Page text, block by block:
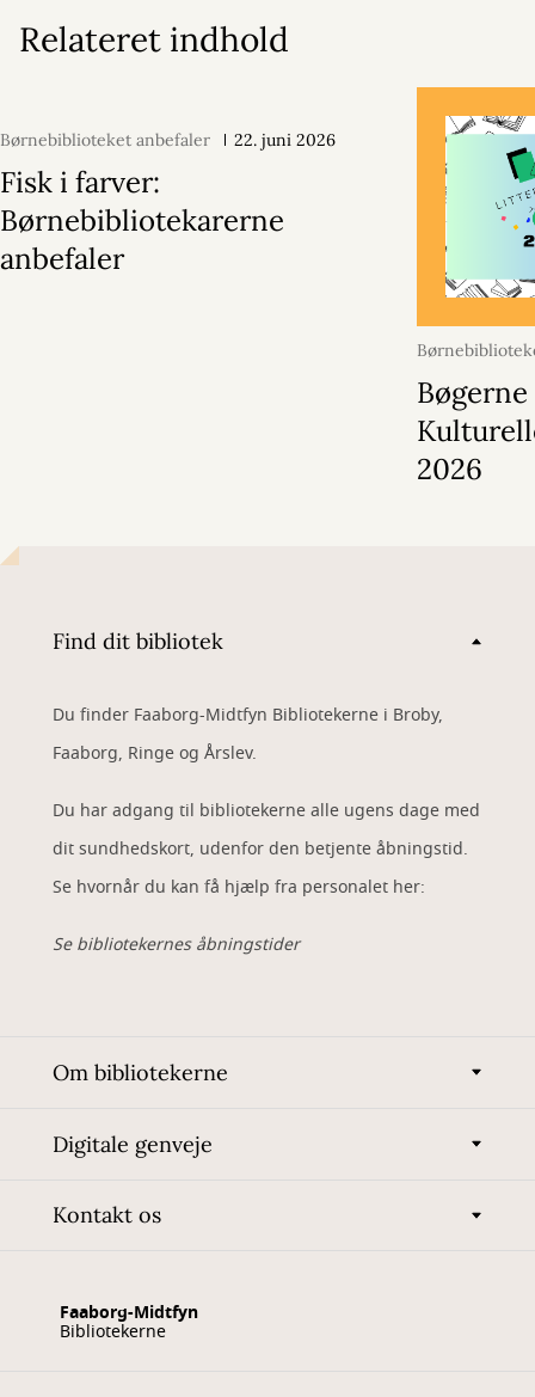
Relateret indhold
Børnebiblioteket anbefaler 22. juni 2026
Fisk i farver:
Børnebibliotekarerne
anbefaler
2026
Find dit bibliotek
Du finder Faaborg-Midtfyn Bibliotekerne i Broby,
Faaborg, Ringe og Årslev.
Du har adgang til bibliotekerne alle ugens dage med
dit sundhedskort, udenfor den betjente åbningstid.
Se hvornår du kan få hjælp fra personalet her:
Se bibliotekernes åbningstider
Om bibliotekerne
Digitale genveje
Kontakt os
Faaborg-Midtfyn
Bibliotekerne